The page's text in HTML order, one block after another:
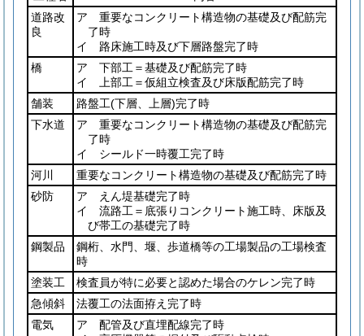
道路改
良
ア 重要なコンクリート構造物の基礎及び配筋完
了時
イ 路床施工時及び下層路盤完了時
橋
ア 下部工＝基礎及び配筋完了時
イ 上部工＝仮組立検査及び床版配筋完了時
舗装
路盤工(下層、上層)完了時
下水道
ア 重要なコンクリート構造物の基礎及び配筋完
了時
イ シールド一時覆工完了時
河川
重要なコンクリート構造物の基礎及び配筋完了時
砂防
ア えん堤基礎完了時
イ 流路工＝底張りコンクリート施工時、床版及
び帯工の基礎完了時
鋼製品
鋼桁、水門、堰、歩道橋等の工場製品の工場検査
時
塗装工
検査員が特に必要と認めた場合のケレン完了時
急傾斜
法覆工の法面拵え完了時
電気
ア 配管及び直埋配線完了時